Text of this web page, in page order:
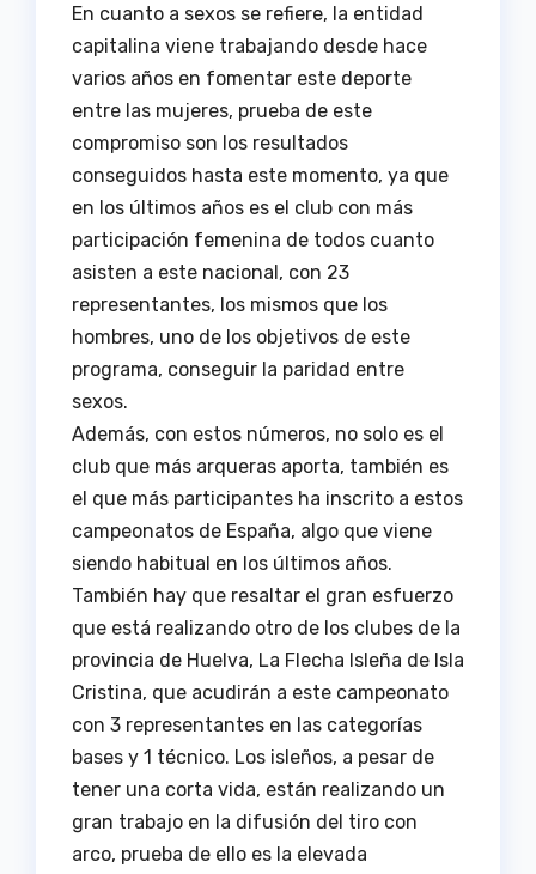
En cuanto a sexos se refiere, la entidad
capitalina viene trabajando desde hace
varios años en fomentar este deporte
entre las mujeres, prueba de este
compromiso son los resultados
conseguidos hasta este momento, ya que
en los últimos años es el club con más
participación femenina de todos cuanto
asisten a este nacional, con 23
representantes, los mismos que los
hombres, uno de los objetivos de este
programa, conseguir la paridad entre
sexos.
Además, con estos números, no solo es el
club que más arqueras aporta, también es
el que más participantes ha inscrito a estos
campeonatos de España, algo que viene
siendo habitual en los últimos años.
También hay que resaltar el gran esfuerzo
que está realizando otro de los clubes de la
provincia de Huelva, La Flecha Isleña de Isla
Cristina, que acudirán a este campeonato
con 3 representantes en las categorías
bases y 1 técnico. Los isleños, a pesar de
tener una corta vida, están realizando un
gran trabajo en la difusión del tiro con
arco, prueba de ello es la elevada